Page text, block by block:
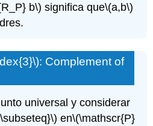
b\) significa que\(a,b\)
: Complement of
universal y considerar
en\(\mathscr{P}